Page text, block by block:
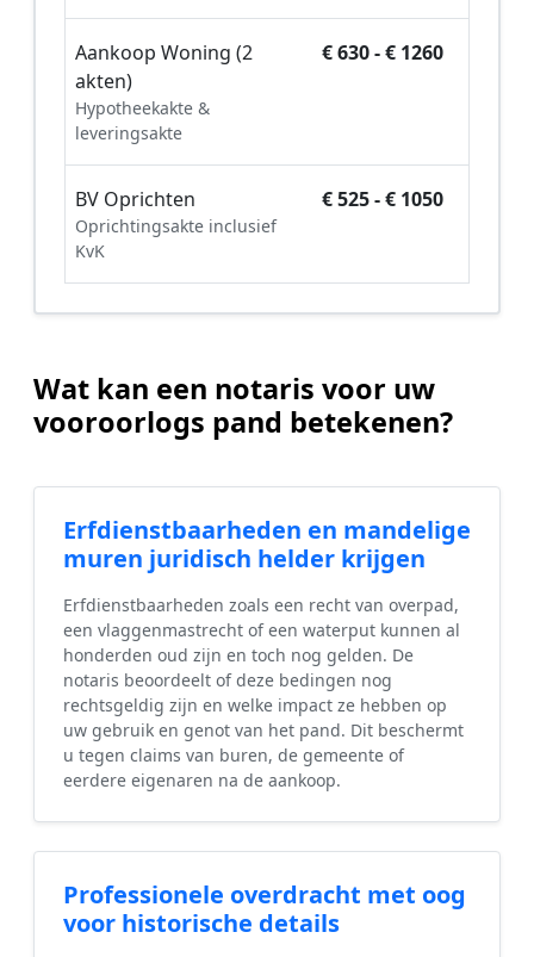
Aankoop Woning (2
akten)
Hypotheekakte &
leveringsakte
€ 630 - € 1260
BV Oprichten
Oprichtingsakte inclusief
KvK
€ 525 - € 1050
Wat kan een notaris voor uw
vooroorlogs pand betekenen?
Erfdienstbaarheden en mandelige
muren juridisch helder krijgen
Erfdienstbaarheden zoals een recht van overpad,
een vlaggenmastrecht of een waterput kunnen al
honderden oud zijn en toch nog gelden. De
notaris beoordeelt of deze bedingen nog
rechtsgeldig zijn en welke impact ze hebben op
uw gebruik en genot van het pand. Dit beschermt
u tegen claims van buren, de gemeente of
eerdere eigenaren na de aankoop.
Professionele overdracht met oog
voor historische details